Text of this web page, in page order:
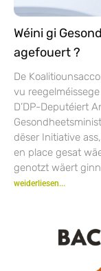
Wéini gi
agefouert ?
De
vu
D’DP-Deputéiert
dëser Initiative
en place gesat
genotzt wäert
weiderliesen...